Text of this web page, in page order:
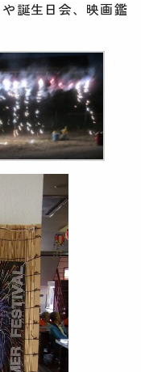
誕生日会、映画鑑